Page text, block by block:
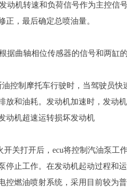
动机转速和负荷信号作为主控
正，最后确定总喷油量。
据曲轴相位传感器的信号和两缸
控制摩托车行驶时，当驾驶员
放和油耗。发动机加速时，发动
动机超速运转损坏发动机
开关打开后，ecu将控制汽油泵工
停止工作。在发动机起动过程和
电控燃油喷射系统，采用目前较